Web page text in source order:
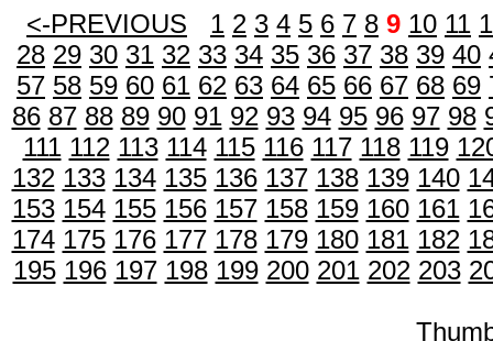
<-PREVIOUS 1 2 3 4 5 6 7 8 9 10 11
28 29 30 31 32 33 34 35 36 37 38 39 40
57 58 59 60 61 62 63 64 65 66 67 68 69
86 87 88 89 90 91 92 93 94 95 96 97 98
111 112 113 114 115 116 117 118 119
132 133 134 135 136 137 138 139 140
153 154 155 156 157 158 159 160 161
174 175 176 177 178 179 180 181 182
195 196 197 198 199 200 201 202 203